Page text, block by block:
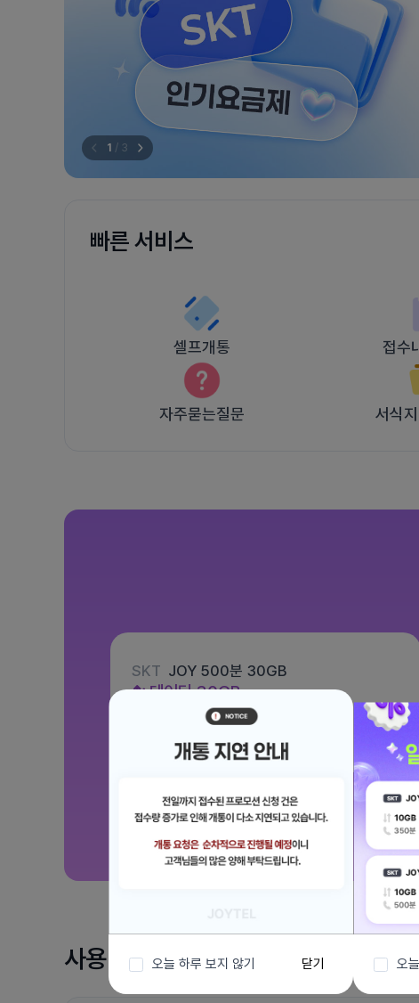
1 / 3
빠른 서비스
셀프개통 접수
자주묻는질문 서식
SKT JOY 500분 30GB
데이터30GB
문자 100건
월 12,100원
사용 후기오늘 하루 보지 않기 닫기 오